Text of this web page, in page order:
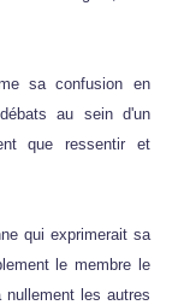
sa confusion en
au sein d'un
que ressentir et
qui exprimerait sa
le membre le
nullement les autres